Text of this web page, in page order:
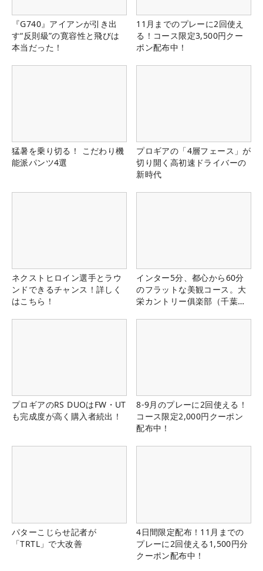
『G740』アイアンが引き出
す“反則級”の寛容性と飛びは
本当だった！
11月までのプレーに2回使え
る！コース限定3,500円クー
ポン配布中！
猛暑を乗り切る！ こだわり機
能派パンツ4選
プロギアの「4層フェース」が
切り開く高初速ドライバーの
新時代
ネクストヒロイン選手とラウ
ンドできるチャンス！詳しく
はこちら！
インター5分、都心から60分
のフラットな美観コース。大
栄カントリー俱楽部（千葉
プロギアのRS DUOはFW・UT
も完成度が高く購入者続出！
8-9月のプレーに2回使える！
コース限定2,000円クーポン
配布中！
パターこじらせ記者が
「TRTL」で大改善
4日間限定配布！11月までの
プレーに2回使える1,500円分
クーポン配布中！